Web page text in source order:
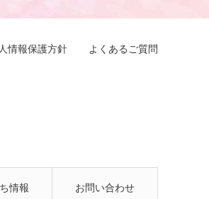
情報 お問い合わせ
情報保護方針 よくあるご質問